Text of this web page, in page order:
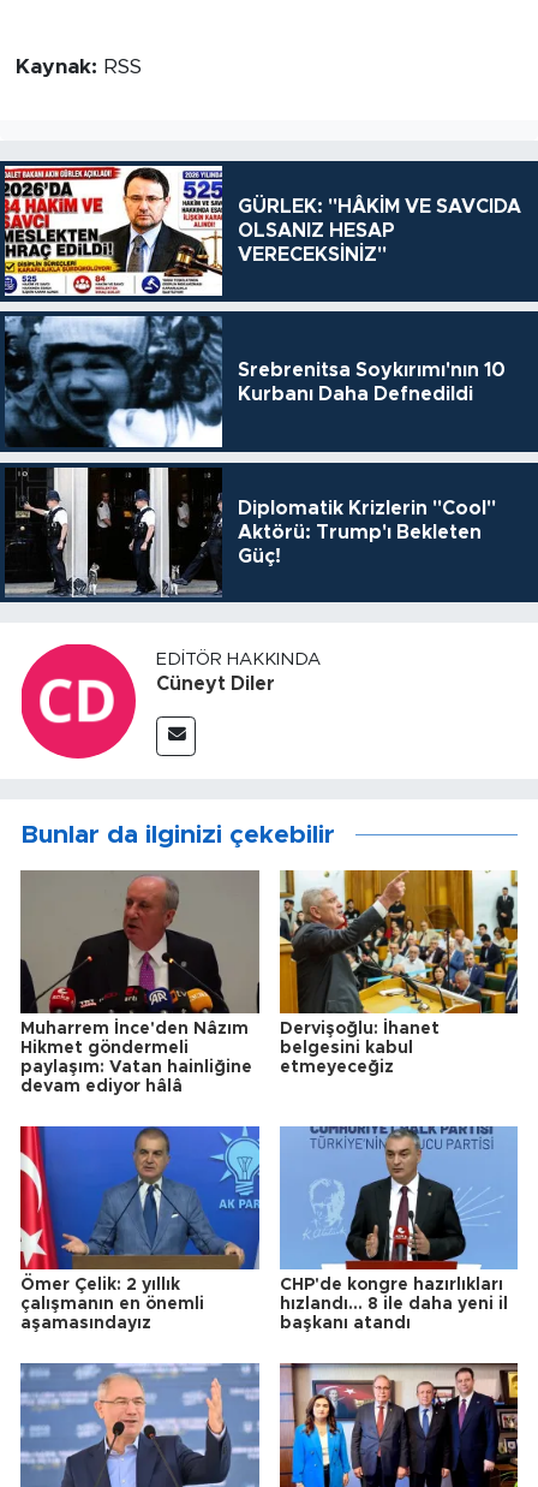
Kaynak: RSS
GÜRLEK: "HÂKİM VE SAVCIDA
OLSANIZ HESAP
VERECEKSİNİZ"
Srebrenitsa Soykırımı'nın 10
Kurbanı Daha Defnedildi
Diplomatik Krizlerin "Cool"
Aktörü: Trump'ı Bekleten
Güç!
EDITÖR HAKKINDA
Cüneyt Diler
Bunlar da ilginizi çekebilir
Muharrem İnce'den Nâzım
Hikmet göndermeli
paylaşım: Vatan hainliğine
devam ediyor hâlâ
Dervişoğlu: İhanet
belgesini kabul
etmeyeceğiz
Ömer Çelik: 2 yıllık
çalışmanın en önemli
aşamasındayız
CHP'de kongre hazırlıkları
hızlandı... 8 ile daha yeni il
başkanı atandı